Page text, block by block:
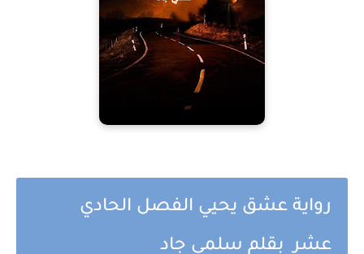
رواية عشق يحيي الفصل الحادي
عشر بقلم سلمي جاد